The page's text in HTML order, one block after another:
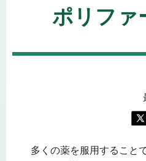
ポリファ
多くの薬を服用すること